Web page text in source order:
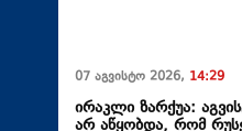
07 აგვისტო 2026, 14:29
ირაკლი ზარქუა:
არ აწყობდა, რომ